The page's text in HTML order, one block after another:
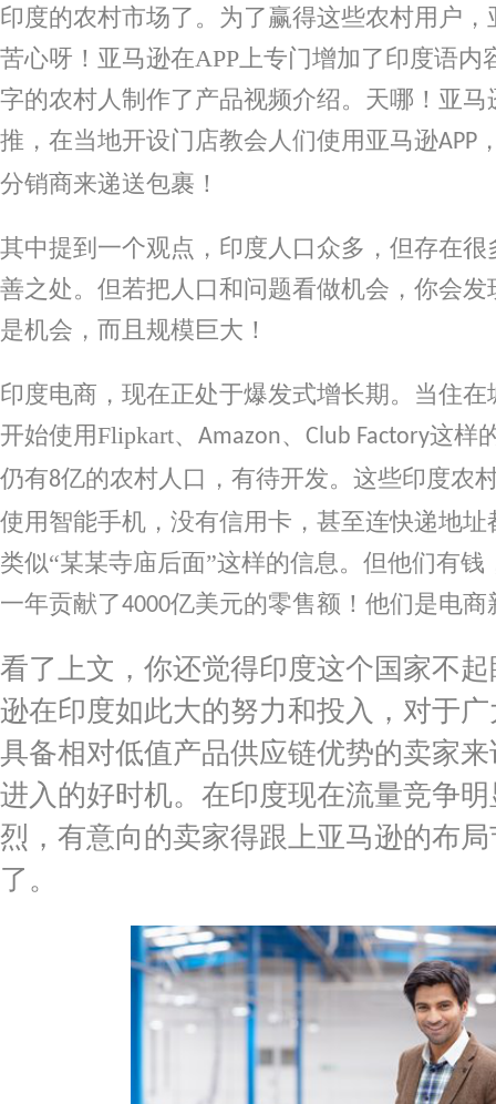
印度的农村市场了。为了赢得这些农村用户
苦心呀！亚马逊在APP上专门增加了印度语内
字的农村人制作了产品视频介绍。天哪！亚
推，在当地开设门店教会人们使用亚马逊APP
分销商来递送包裹！
其中提到一个观点，印度人口众多，但存在
善之处。但若把人口和问题看做机会，你会
是机会，而且规模巨大！
印度电商，现在正处于爆发式增长期。当住
开始使用Flipkart、 Amazon、 Club Factory这样
仍有8亿的农村人口，有待开发。这些印度农
使用智能手机，没有信用卡，甚至连快递地
类似“某某寺庙后面”这样的信息。但他们有钱
一年贡献了4000亿美元的零售额！他们是电商
看了上文，你还觉得印度这个国家不
逊在印度如此大的努力和投入，对于
具备相对低值产品供应链优势的卖家
进入的好时机。在印度现在流量竞争
烈，有意向的卖家得跟上亚马逊的布
了。